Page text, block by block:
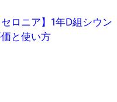
セロニア】1年D組シウン
と使い方